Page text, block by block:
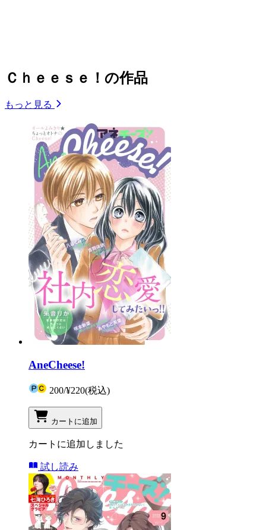
Ｃｈｅｅｓｅ！の作品
もっと見る
AneCheese!
200/¥220(税込)
カートに追加
カートに追加しました
試し読み